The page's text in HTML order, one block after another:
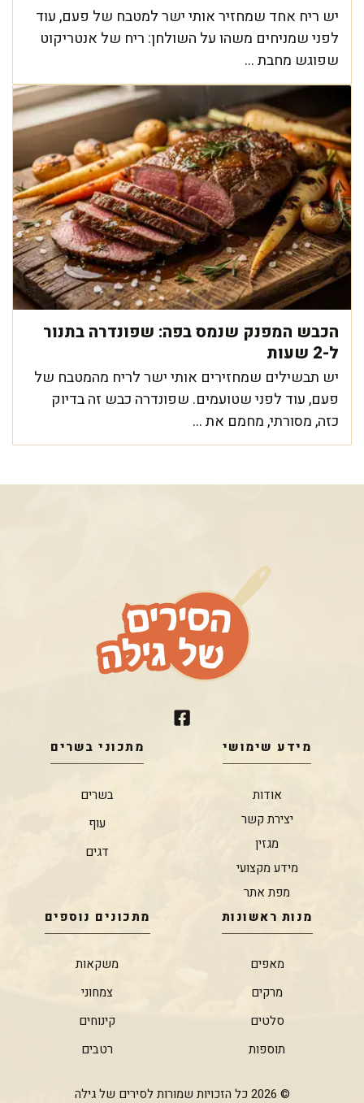
יש ריח אחד שמחזיר אותי ישר למטבח של פעם, עוד
לפני שמניחים משהו על השולחן: ריח של אנטריקוט
שפוגש מחבת ...
הכבש המפנק שנמס בפה: שפונדרה בתנור
ל-2 שעות
יש תבשילים שמחזירים אותי ישר לריח מהמטבח של
פעם, עוד לפני שטועמים. שפונדרה כבש זה בדיוק
כזה, מסורתי, מחמם את ...
מידע שימושי
אודות
יצירת קשר
מגזין
מידע מקצועי
מפת אתר
מתכוני בשרים
בשרים
עוף
דגים
מנות ראשונות
מאפים
מרקים
סלטים
תוספות
מתכונים נוספים
משקאות
צמחוני
קינוחים
רטבים
© 2026 כל הזכויות שמורות לסירים של גילה